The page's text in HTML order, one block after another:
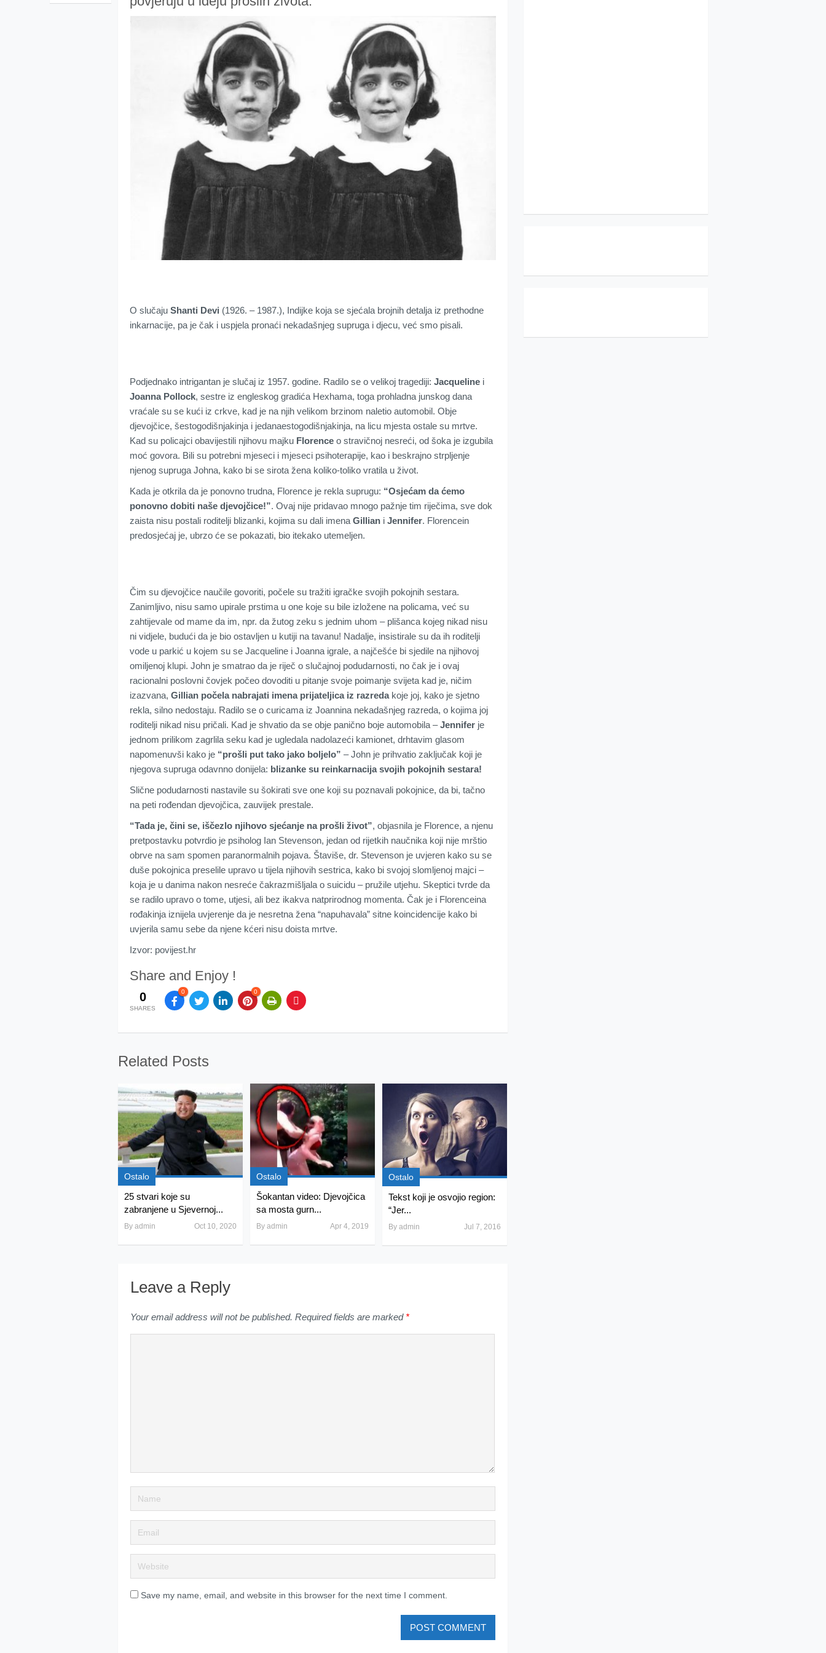
O slučaju Shanti Devi (1926. – 1987.), Indijke koja se sjećala brojnih detalja iz prethodne
inkarnacije, pa je čak i uspjela pronaći nekadašnjeg supruga i djecu, već smo pisali.
Podjednako intrigantan je slučaj iz 1957. godine. Radilo se o velikoj tragediji: Jacqueline i
Joanna Pollock, sestre iz engleskog gradića Hexhama, toga prohladna junskog dana
vraćale su se kući iz crkve, kad je na njih velikom brzinom naletio automobil. Obje
djevojčice, šestogodišnjakinja i jedanaestogodišnjakinja, na licu mjesta ostale su mrtve.
Kad su policajci obavijestili njihovu majku Florence o stravičnoj nesreći, od šoka je izgubila
moć govora. Bili su potrebni mjeseci i mjeseci psihoterapije, kao i beskrajno strpljenje
njenog supruga Johna, kako bi se sirota žena koliko-toliko vratila u život.
Kada je otkrila da je ponovno trudna, Florence je rekla suprugu: “Osjećam da ćemo
ponovno dobiti naše djevojčice!”. Ovaj nije pridavao mnogo pažnje tim riječima, sve dok
zaista nisu postali roditelji blizanki, kojima su dali imena Gillian i Jennifer. Florencein
predosjećaj je, ubrzo će se pokazati, bio itekako utemeljen.
Čim su djevojčice naučile govoriti, počele su tražiti igračke svojih pokojnih sestara.
Zanimljivo, nisu samo upirale prstima u one koje su bile izložene na policama, već su
zahtijevale od mame da im, npr. da žutog zeku s jednim uhom – plišanca kojeg nikad nisu
ni vidjele, budući da je bio ostavljen u kutiji na tavanu! Nadalje, insistirale su da ih roditelji
vode u parkić u kojem su se Jacqueline i Joanna igrale, a najčešće bi sjedile na njihovoj
omiljenoj klupi. John je smatrao da je riječ o slučajnoj podudarnosti, no čak je i ovaj
racionalni poslovni čovjek počeo dovoditi u pitanje svoje poimanje svijeta kad je, ničim
izazvana, Gillian počela nabrajati imena prijateljica iz razredakoje joj, kako je sjetno
rekla, silno nedostaju. Radilo se o curicama iz Joannina nekadašnjeg razreda, o kojima joj
roditelji nikad nisu pričali. Kad je shvatio da se obje panično boje automobila –Jennifer je
jednom prilikom zagrlila seku kad je ugledala nadolazeći kamionet, drhtavim glasom
napomenuvši kako je “prošli put tako jako boljelo” – John je prihvatio zaključak koji je
njegova supruga odavnno donijela: blizanke su reinkarnacija svojih pokojnih sestara!
Slične podudarnosti nastavile su šokirati sve one koji su poznavali pokojnice, da bi, tačno
na peti rođendan djevojčica, zauvijek prestale.
“Tada je, čini se, iščezlo njihovo sjećanje na prošli život”, objasnila je Florence, a njenu
pretpostavku potvrdio je psiholog Ian Stevenson, jedan od rijetkih naučnika koji nije mrštio
obrve na sam spomen paranormalnih pojava. Štaviše, dr. Stevenson je uvjeren kako su se
duše pokojnica preselile upravo u tijela njihovih sestrica, kako bi svojoj slomljenoj majci –
koja je u danima nakon nesreće čakrazmišljala o suicidu – pružile utjehu. Skeptici tvrde da
se radilo upravo o tome, utjesi, ali bez ikakva natprirodnog momenta. Čak je i Florenceina
rođakinja iznijela uvjerenje da je nesretna žena “napuhavala” sitne koincidencije kako bi
uvjerila samu sebe da njene kćeri nisu doista mrtve.
Izvor: povijest.hr
Share and Enjoy !
0
SHARES
0 0
Related Posts
Ostalo
25 stvari koje su
zabranjene u Sjevernoj...
By admin Oct 10, 2020
Ostalo
Šokantan video: Djevojčica
sa mosta gurn...
By admin Apr 4, 2019
Ostalo
Tekst koji je osvojio region:
“Jer...
By admin Jul 7, 2016
Leave a Reply
Your email address will not be published. Required fields are marked *
Save my name, email, and website in this browser for the next time I comment.